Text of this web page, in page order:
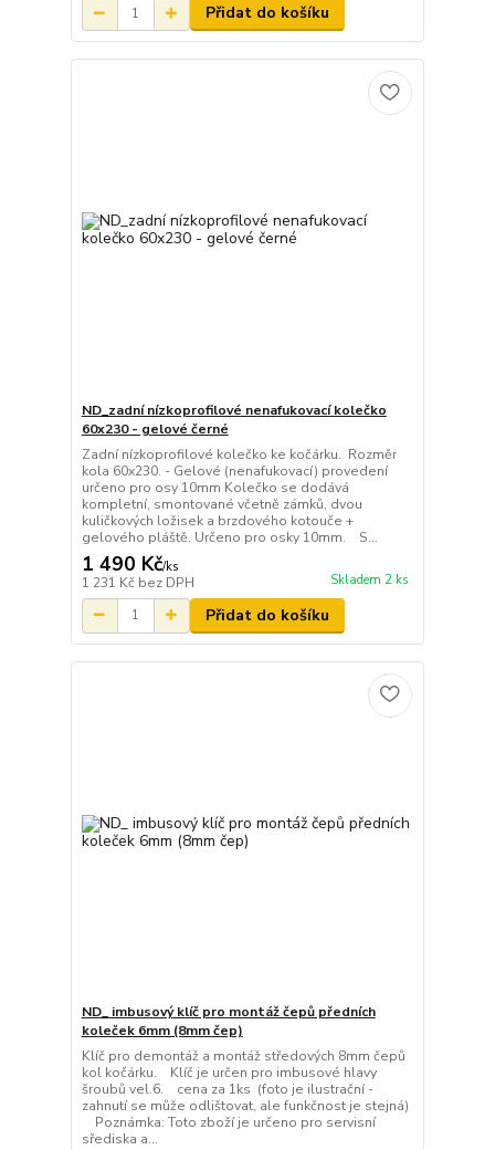
Přidat do košíku
ND_zadní nízkoprofilové nenafukovací kolečko
60x230 - gelové černé
Zadní nízkoprofilové kolečko ke kočárku. Rozměr
kola 60x230. - Gelové (nenafukovací) provedení
určeno pro osy 10mm Kolečko se dodává
kompletní, smontované včetně zámků, dvou
kuličkových ložisek a brzdového kotouče +
gelového pláště. Určeno pro osky 10mm. S...
1 490 Kč/ks
1 231 Kč bez DPH Skladem 2 ks
Přidat do košíku
ND_ imbusový klíč pro montáž čepů předních
koleček 6mm (8mm čep)
Klíč pro demontáž a montáž středových 8mm čepů
kol kočárku. Klíč je určen pro imbusové hlavy
šroubů vel.6. cena za 1ks (foto je ilustrační -
zahnutí se může odlištovat, ale funkčnost je stejná)
Poznámka: Toto zboží je určeno pro servisní
sřediska a...